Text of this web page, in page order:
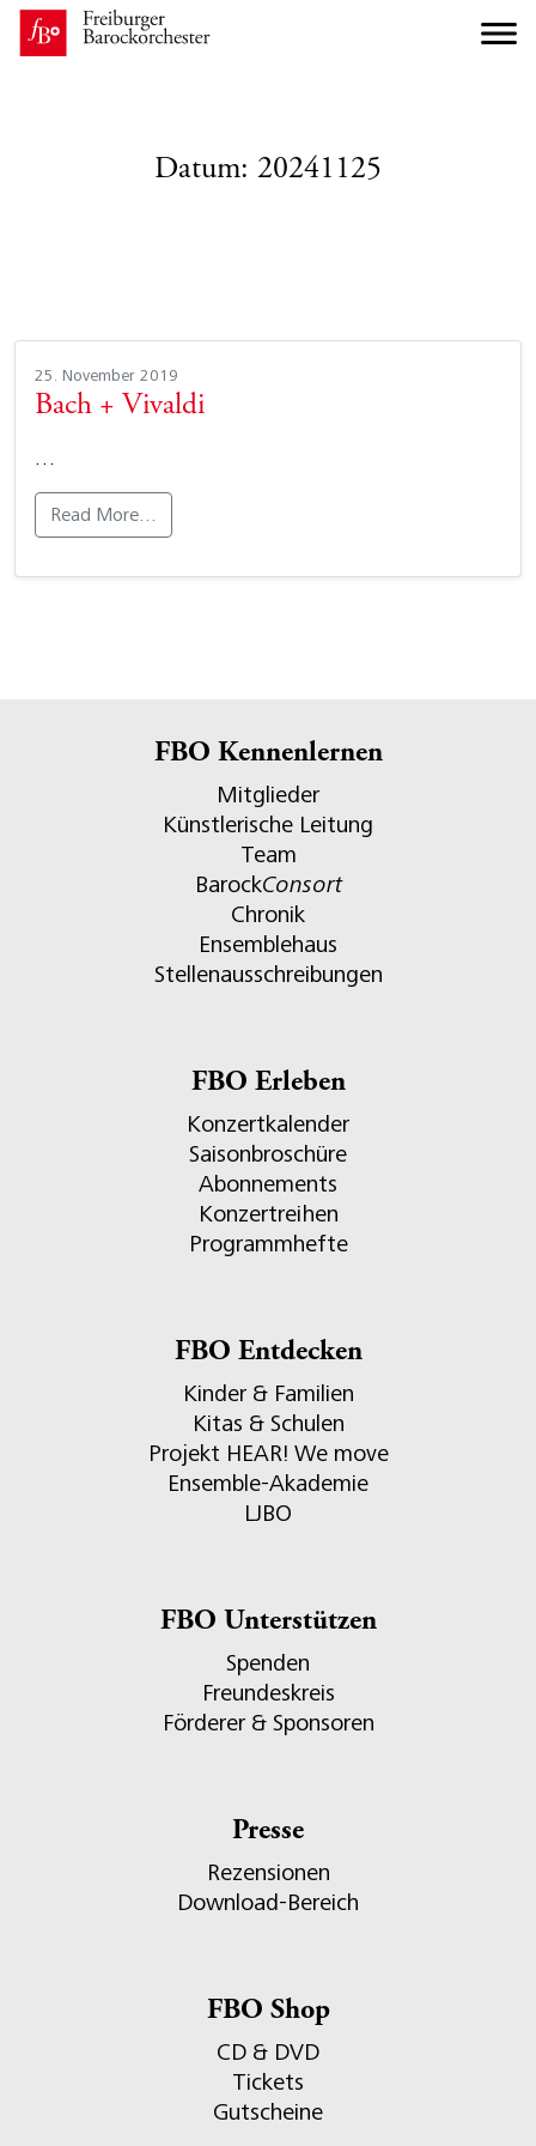
Datum: 20241125
25. November 2019
Bach + Vivaldi
…
Read More…
FBO Kennenlernen
Mitglieder
Künstlerische Leitung
Team
BarockConsort
Chronik
Ensemblehaus
Stellenausschreibungen
FBO Erleben
Konzertkalender
Saisonbroschüre
Abonnements
Konzertreihen
Programmhefte
FBO Entdecken
Kinder & Familien
Kitas & Schulen
Projekt HEAR! We move
Ensemble-Akademie
LJBO
FBO Unterstützen
Spenden
Freundeskreis
Förderer & Sponsoren
Presse
Rezensionen
Download-Bereich
FBO Shop
CD & DVD
Tickets
Gutscheine